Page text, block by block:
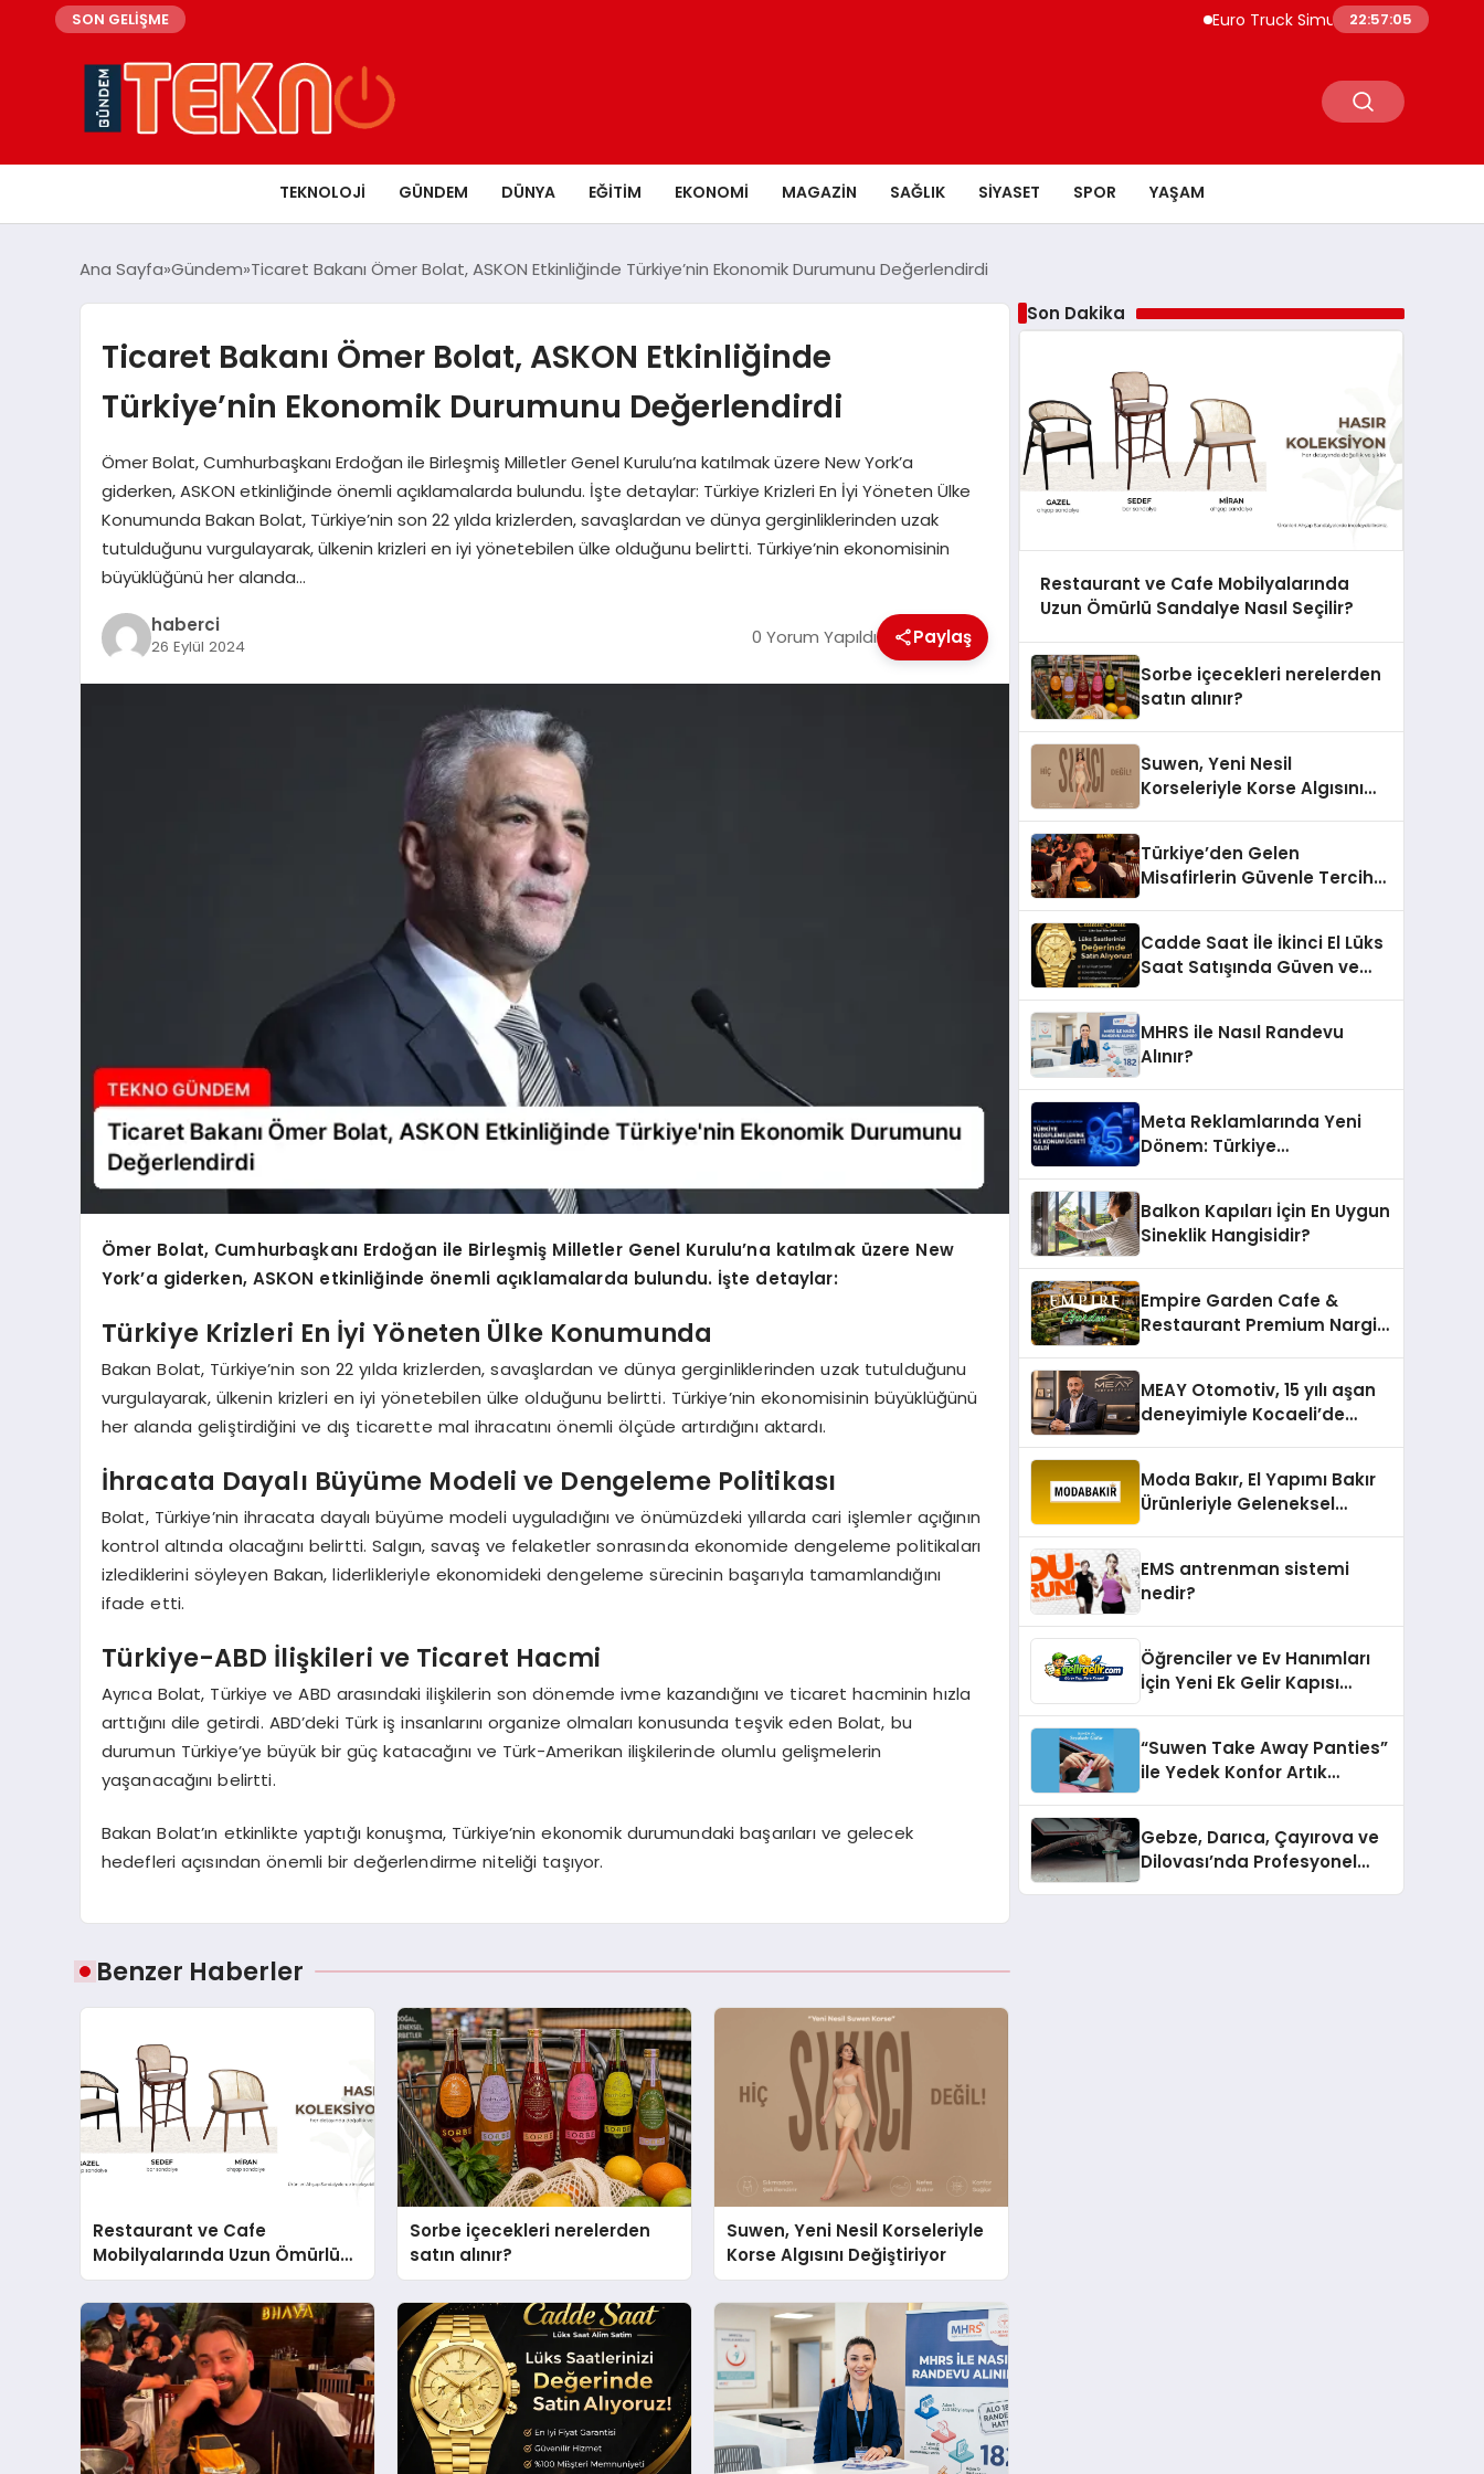
SON GELİŞME Euro Truck Simulator 2 Türkiye DLC’si
22:57:06
TEKNOLOJI GÜNDEM DÜNYA EĞITIM EKONOMI MAGAZIN SAĞLIK SIYASET SPOR YAŞAM
Ana Sayfa Gündem Ticaret Bakanı Ömer Bolat, ASKON Etkinliğinde Türkiye’nin Ekonomik Durumunu Değerlendirdi
Ticaret Bakanı Ömer Bolat, ASKON Etkinliğinde
Türkiye’nin Ekonomik Durumunu Değerlendirdi
Ömer Bolat, Cumhurbaşkanı Erdoğan ile Birleşmiş Milletler Genel Kurulu’na katılmak üzere New York’a
giderken, ASKON etkinliğinde önemli açıklamalarda bulundu. İşte detaylar: Türkiye Krizleri En İyi Yöneten Ülke
Konumunda Bakan Bolat, Türkiye’nin son 22 yılda krizlerden, savaşlardan ve dünya gerginliklerinden uzak
tutulduğunu vurgulayarak, ülkenin krizleri en iyi yönetebilen ülke olduğunu belirtti. Türkiye’nin ekonomisinin
büyüklüğünü her alanda…
haberci
26 Eylül 2024 0 Yorum Yapıldı Paylaş
Ömer Bolat, Cumhurbaşkanı Erdoğan ile Birleşmiş Milletler Genel Kurulu’na katılmak üzere New
York’a giderken, ASKON etkinliğinde önemli açıklamalarda bulundu. İşte detaylar:
Türkiye Krizleri En İyi Yöneten Ülke Konumunda
Bakan Bolat, Türkiye’nin son 22 yılda krizlerden, savaşlardan ve dünya gerginliklerinden uzak tutulduğunu
vurgulayarak, ülkenin krizleri en iyi yönetebilen ülke olduğunu belirtti. Türkiye’nin ekonomisinin büyüklüğünü
her alanda geliştirdiğini ve dış ticarette mal ihracatını önemli ölçüde artırdığını aktardı.
İhracata Dayalı Büyüme Modeli ve Dengeleme Politikası
Bolat, Türkiye’nin ihracata dayalı büyüme modeli uyguladığını ve önümüzdeki yıllarda cari işlemler açığının
kontrol altında olacağını belirtti. Salgın, savaş ve felaketler sonrasında ekonomide dengeleme politikaları
izlediklerini söyleyen Bakan, liderlikleriyle ekonomideki dengeleme sürecinin başarıyla tamamlandığını
ifade etti.
Türkiye-ABD İlişkileri ve Ticaret Hacmi
Ayrıca Bolat, Türkiye ve ABD arasındaki ilişkilerin son dönemde ivme kazandığını ve ticaret hacminin hızla
arttığını dile getirdi. ABD’deki Türk iş insanlarını organize olmaları konusunda teşvik eden Bolat, bu
durumun Türkiye’ye büyük bir güç katacağını ve Türk-Amerikan ilişkilerinde olumlu gelişmelerin
yaşanacağını belirtti.
Bakan Bolat’ın etkinlikte yaptığı konuşma, Türkiye’nin ekonomik durumundaki başarıları ve gelecek
hedefleri açısından önemli bir değerlendirme niteliği taşıyor.
Benzer Haberler
Restaurant ve Cafe
Mobilyalarında Uzun Ömürlü
Sandalye Nasıl Seçilir?
Sorbe içecekleri nerelerden
satın alınır?
Suwen, Yeni Nesil Korseleriyle
Korse Algısını Değiştiriyor
Son Dakika
Restaurant ve Cafe Mobilyalarında
Uzun Ömürlü Sandalye Nasıl Seçilir?
Sorbe içecekleri nerelerden
satın alınır?
Suwen, Yeni Nesil
Korseleriyle Korse Algısını
Türkiye’den Gelen
Misafirlerin Güvenle Tercih
Dikkat Çekiyor
Cadde Saat İle İkinci El Lüks
Saat Satışında Güven ve
MHRS ile Nasıl Randevu
Alınır?
Meta Reklamlarında Yeni
Dönem: Türkiye
Balkon Kapıları İçin En Uygun
Sineklik Hangisidir?
Empire Garden Cafe &
Restaurant Premium Nargile
MEAY Otomotiv, 15 yılı aşan
deneyimiyle Kocaeli’de
Moda Bakır, El Yapımı Bakır
Ürünleriyle Geleneksel
EMS antrenman sistemi
nedir?
Öğrenciler ve Ev Hanımları
İçin Yeni Ek Gelir Kapısı
“Suwen Take Away Panties”
ile Yedek Konfor Artık
Gebze, Darıca, Çayırova ve
Dilovası’nda Profesyonel